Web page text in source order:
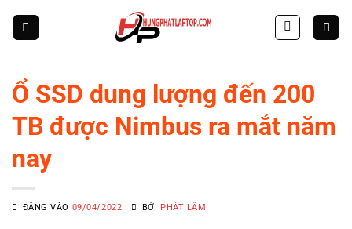
Ổ SSD dung lượng đến 200
TB được Nimbus ra mắt năm
nay
ĐĂNG VÀO 09/04/2022 BỞI PHÁT LÂM